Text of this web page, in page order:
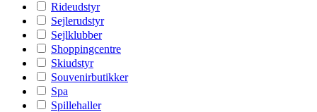
Rideudstyr
Sejlerudstyr
Sejlklubber
Shoppingcentre
Skiudstyr
Souvenirbutikker
Spa
Spillehaller